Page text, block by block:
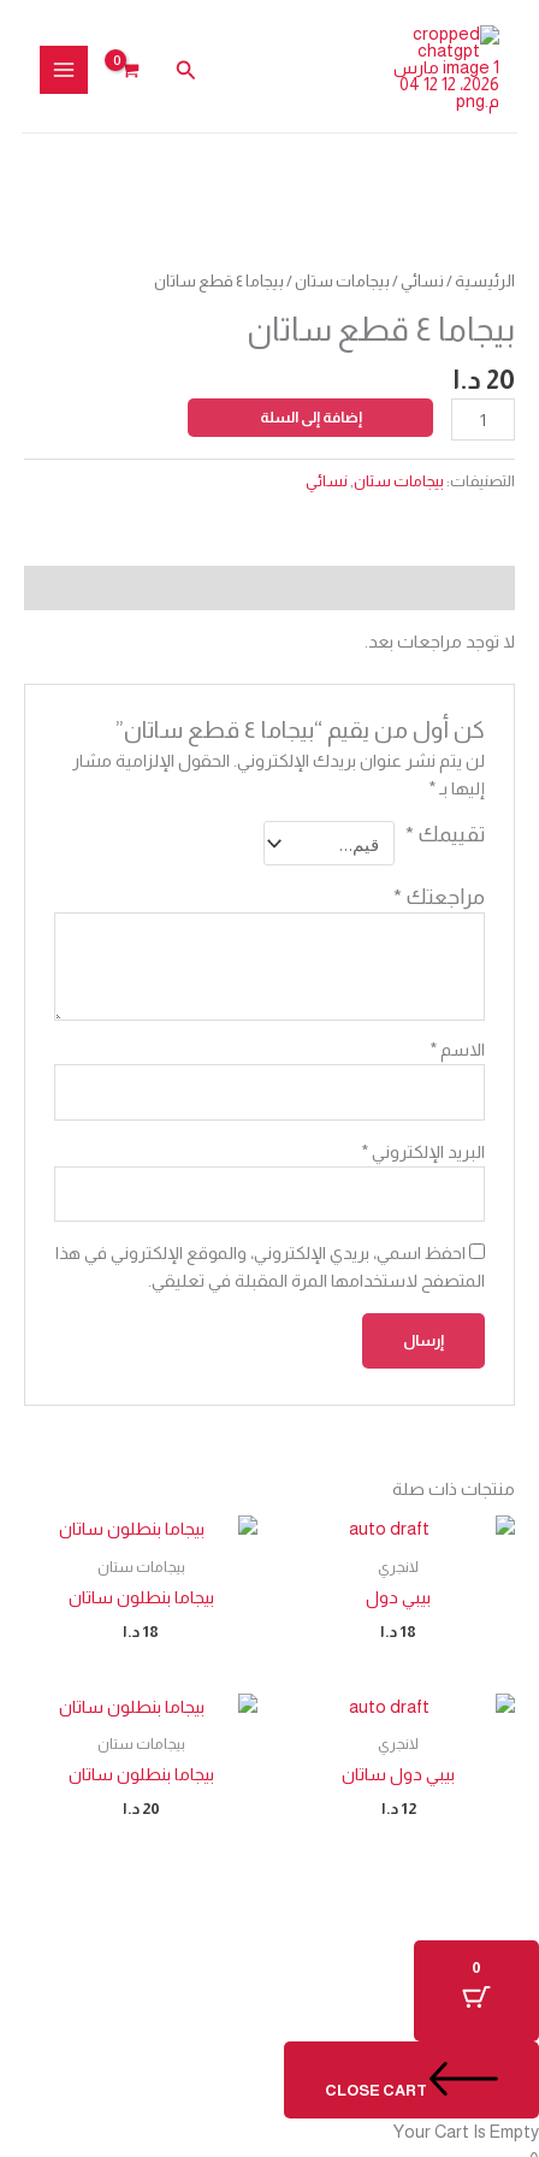
المحتوى
البحث
الرئيسية / نسائي / بيجامات ستان / بيجاما ٤ قطع ساتان
بيجاما ٤ قطع ساتان
20 د.ا
٤
ساتان
إضافة إلى السلة
التصنيفات: بيجامات ستان,نسائي
لا توجد مراجعات بعد.
كن أول من يقيم “بيجاما ٤ قطع ساتان”
لن يتم نشر عنوان بريدك الإلكتروني. الحقول الإلزامية مشار
إليها بـ*
تقييمك *
مراجعتك *
الاسم*
البريد الإلكتروني*
احفظ اسمي، بريدي الإلكتروني، والموقع الإلكتروني في هذا
المتصفح لاستخدامها المرة المقبلة في تعليقي.
منتجات ذات صلة
لانجري
بيبي دول
18 د.ا
بيجامات ستان
بيجاما بنطلون ساتان
18 د.ا
لانجري
بيبي دول ساتان
12 د.ا
بيجامات ستان
بيجاما بنطلون ساتان
20 د.ا
0
CLOSE CART
Your Cart Is Empty
Total:
قطع
ساتان